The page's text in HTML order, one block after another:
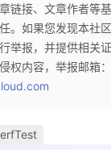
链接、文章作者等
。如果您发现本社
举报，并提供相关
权内容，举报邮箱：